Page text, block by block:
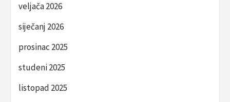
veljača 2026
siječanj 2026
prosinac 2025
studeni 2025
listopad 2025